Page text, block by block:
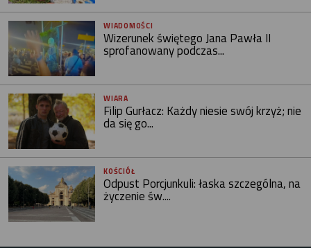
WIADOMOŚCI
Wizerunek świętego Jana Pawła II
sprofanowany podczas...
WIARA
Filip Gurłacz: Każdy niesie swój krzyż; nie
da się go...
KOŚCIÓŁ
Odpust Porcjunkuli: łaska szczególna, na
życzenie św....